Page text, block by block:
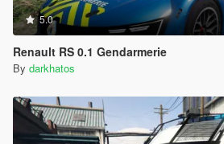
5.0
Renault RS 0.1 Gendarmerie
By darkhatos